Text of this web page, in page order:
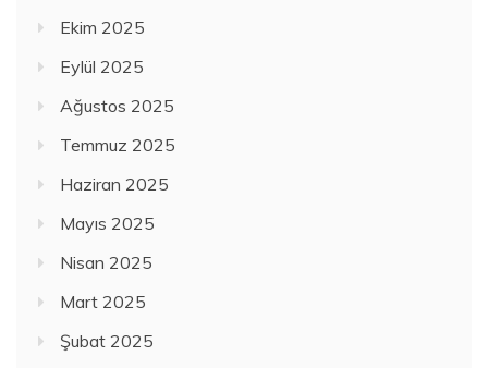
Ekim 2025
Eylül 2025
Ağustos 2025
Temmuz 2025
Haziran 2025
Mayıs 2025
Nisan 2025
Mart 2025
Şubat 2025